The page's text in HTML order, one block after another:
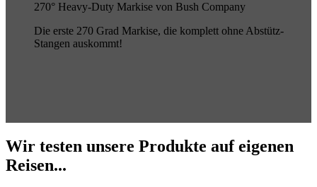
270° Heavy-Duty Markise von Bush Company
Die erste 270 Grad Markise, die komplett ohne Abstütz-
Stangen auskommt!
Wir testen unsere Produkte auf eigenen
Reisen...